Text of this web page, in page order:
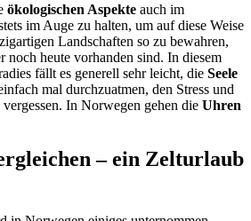
ökologischen Aspekte auch im
im Auge zu halten, um auf diese Weise
Landschaften so zu bewahren,
noch heute vorhanden sind. In diesem
fällt es generell sehr leicht, die Seele
mal durchzuatmen, den Stress und
In Norwegen gehen die Uhren
– ein Zelturlaub